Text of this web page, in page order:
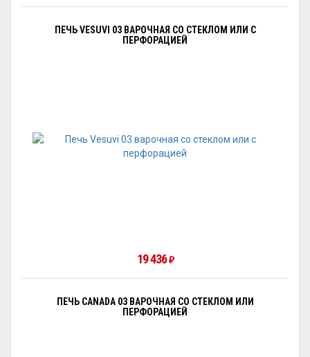
ПЕЧЬ VESUVI 03 ВАРОЧНАЯ СО СТЕКЛОМ ИЛИ С
ПЕРФОРАЦИЕЙ
19 436₽
ПЕЧЬ CANADA 03 ВАРОЧНАЯ СО СТЕКЛОМ ИЛИ
ПЕРФОРАЦИЕЙ